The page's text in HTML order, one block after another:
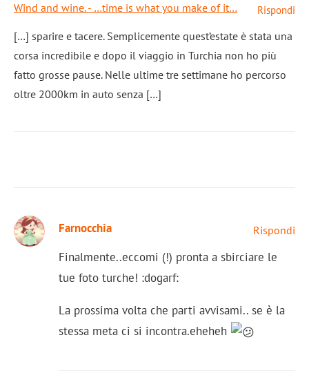
Wind and wine. - …time is what you make of it… Rispondi
[…] sparire e tacere. Semplicemente quest’estate è stata una
corsa incredibile e dopo il viaggio in Turchia non ho più
fatto grosse pause. Nelle ultime tre settimane ho percorso
oltre 2000km in auto senza […]
Farnocchia Rispondi
Finalmente..eccomi (!) pronta a sbirciare le
tue foto turche! :dogarf:
La prossima volta che parti avvisami.. se è la
stessa meta ci si incontra.eheheh